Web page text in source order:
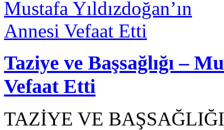
Taziye ve Başsağlığı –
Vefaat Etti
TAZİYE VE